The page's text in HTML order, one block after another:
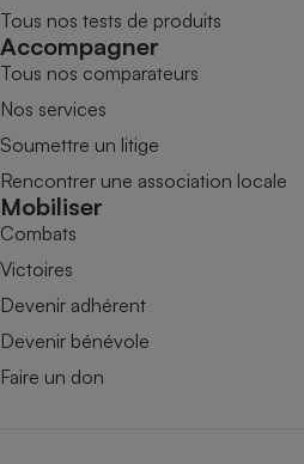
Tous nos tests de produits
Accompagner
Tous nos comparateurs
Nos services
Soumettre un litige
Rencontrer une association locale
Mobiliser
Combats
Victoires
Devenir adhérent
Devenir bénévole
Faire un don